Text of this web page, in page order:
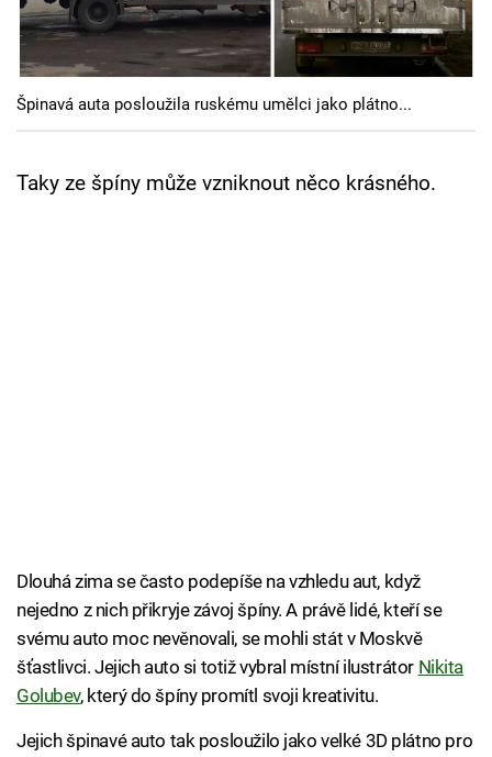
Pořady
Špinavá auta posloužila ruskému umělci jako plátno...
Taky ze špíny může vzniknout něco krásného.
Dlouhá zima se často podepíše na vzhledu aut, když
nejedno z nich přikryje závoj špíny. A právě lidé, kteří se
svému auto moc nevěnovali, se mohli stát v Moskvě
šťastlivci. Jejich auto si totiž vybral místní ilustrátor Nikita
Golubev, který do špíny promítl svoji kreativitu.
Jejich špinavé auto tak posloužilo jako velké 3D plátno pro